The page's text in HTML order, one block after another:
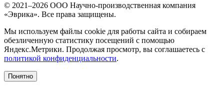
© 2021–2026 ООО Научно-производственная компания
«Эврика». Все права защищены.
Мы используем файлы cookie для работы сайта и собираем
обезличенную статистику посещений с помощью
Яндекс.Метрики. Продолжая просмотр, вы соглашаетесь с
политикой конфиденциальности.
Понятно